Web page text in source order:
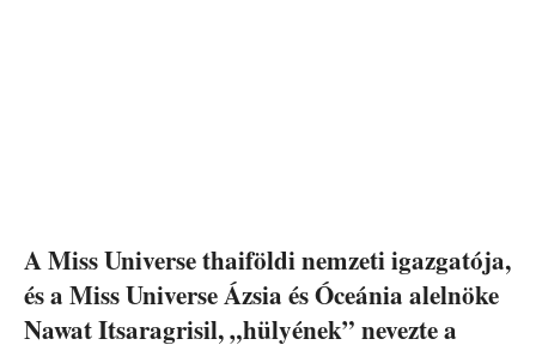
A Miss Universe thaiföldi nemzeti igazgatója,
és a Miss Universe Ázsia és Óceánia alelnöke
Nawat Itsaragrisil, „hülyének” nevezte a